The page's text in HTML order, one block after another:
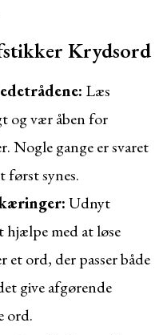
Krydsord
Læs
og vær åben for
Nogle gange er svaret
først synes.
Udnyt
med at løse
ord, der passer både
give afgørende
ord.